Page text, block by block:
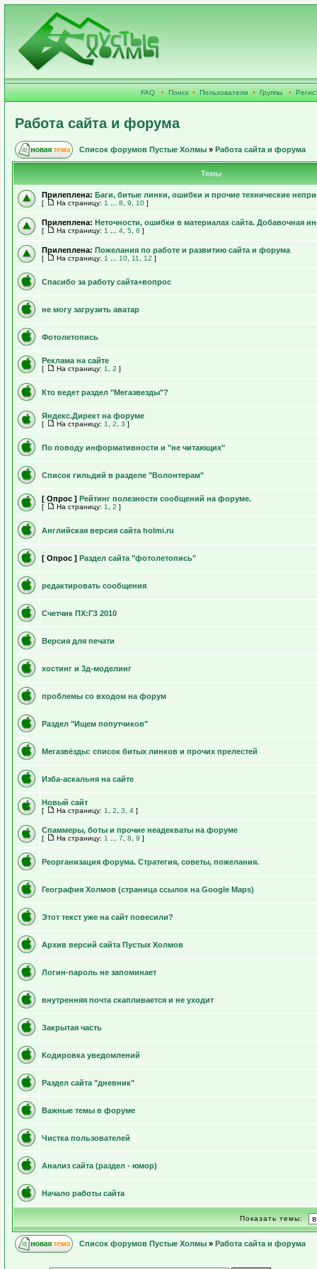
FAQ • Поиск • Пользователи • Группы •
Работа сайта и форума
Список форумов Пустые Холмы » Работа сайта и форума
Темы
Прилеплена: Баги, битые линки, ошибки и прочие технические
[ На страницу: 1 8 9 10 ]
Прилеплена: Неточности, ошибки в материалах сайта. Добавочная
[ На страницу: 1 4 5 6 ]
Прилеплена: Пожелания по работе и развитию сайта и форума
[ На страницу: 1 10 11 12 ]
Спасибо за работу сайта+вопрос
не могу загрузить аватар
Фотолетопись
Реклама на сайте
[ На страницу: 1 2 ]
Кто ведет раздел "Мегазвезды"?
Яндекс.Директ на форуме
[ На страницу: 1 2 3 ]
По поводу информативности и "не читающих"
Список гильдий в разделе "Волонтерам"
[ Опрос ] Рейтинг полезности сообщений на форуме.
[ На страницу: 1 2 ]
Английская версия сайта holmi.ru
[ Опрос ] Раздел сайта "фотолетопись"
редактировать сообщения
Счетчик ПХ:ГЗ 2010
Версия для печати
хостинг и 3д-моделинг
проблемы со входом на форум
Раздел "Ищем попутчиков"
Мегазвёзды: список битых линков и прочих прелестей
Изба-аскальня на сайте
Новый сайт
[ На страницу: 1 2 3 4 ]
Спаммеры, боты и прочие неадекваты на форуме
[ На страницу: 1 7 8 9 ]
Реорганизация форума. Стратегия, советы, пожелания.
География Холмов (страница ссылок на Google Maps)
Этот текст уже на сайт повесили?
Архив версий сайта Пустых Холмов
Логин-пароль не запоминает
внутренняя почта скапливается и не уходит
Закрытая часть
Кодировка уведомлений
Раздел сайта "дневник"
Важные темы в форуме
Чистка пользователей
Анализ сайта (раздел - юмор)
Начало работы сайта
Показать темы:
Список форумов Пустые Холмы » Работа сайта и форума